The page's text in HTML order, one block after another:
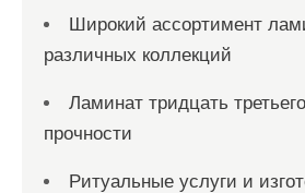
Широкий ассортимент
различных коллекций
Ламинат тридцать
прочности
Ритуальные услуги и